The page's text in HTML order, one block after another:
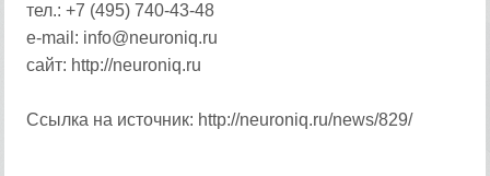
тел.: +7 (495) 740-43-48
e-mail: info@neuroniq.ru
сайт: http://neuroniq.ru
Ссылка на источник: http://neuroniq.ru/news/829/